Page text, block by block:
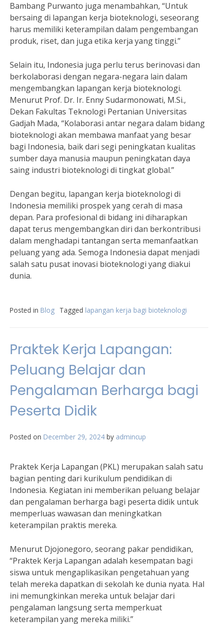
Bambang Purwanto juga menambahkan, “Untuk
bersaing di lapangan kerja bioteknologi, seseorang
harus memiliki keterampilan dalam pengembangan
produk, riset, dan juga etika kerja yang tinggi.”
Selain itu, Indonesia juga perlu terus berinovasi dan
berkolaborasi dengan negara-negara lain dalam
mengembangkan lapangan kerja bioteknologi.
Menurut Prof. Dr. Ir. Enny Sudarmonowati, M.Si.,
Dekan Fakultas Teknologi Pertanian Universitas
Gadjah Mada, “Kolaborasi antar negara dalam bidang
bioteknologi akan membawa manfaat yang besar
bagi Indonesia, baik dari segi peningkatan kualitas
sumber daya manusia maupun peningkatan daya
saing industri bioteknologi di tingkat global.”
Dengan begitu, lapangan kerja bioteknologi di
Indonesia memiliki prospek yang cerah di masa
depan. Para profesional di bidang ini diharapkan
dapat terus mengembangkan diri dan berkontribusi
dalam menghadapi tantangan serta memanfaatkan
peluang yang ada. Semoga Indonesia dapat menjadi
salah satu pusat inovasi bioteknologi yang diakui
dunia.
Posted in Blog Tagged lapangan kerja bagi bioteknologi
Praktek Kerja Lapangan:
Peluang Belajar dan
Pengalaman Berharga bagi
Peserta Didik
Posted on December 29, 2024 by admincup
Praktek Kerja Lapangan (PKL) merupakan salah satu
bagian penting dari kurikulum pendidikan di
Indonesia. Kegiatan ini memberikan peluang belajar
dan pengalaman berharga bagi peserta didik untuk
memperluas wawasan dan meningkatkan
keterampilan praktis mereka.
Menurut Djojonegoro, seorang pakar pendidikan,
“Praktek Kerja Lapangan adalah kesempatan bagi
siswa untuk mengaplikasikan pengetahuan yang
telah mereka dapatkan di sekolah ke dunia nyata. Hal
ini memungkinkan mereka untuk belajar dari
pengalaman langsung serta memperkuat
keterampilan yang mereka miliki.”